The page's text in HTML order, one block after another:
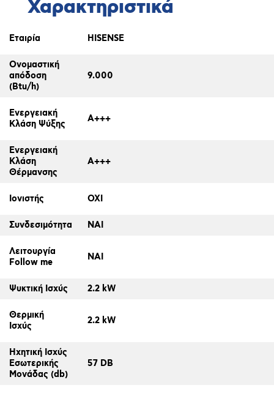
Χαρακτηριστικά
Εταιρία HISENSE
Ονομαστική
απόδοση
(Btu/h)
9.000
Ενεργειακή
Κλάση Ψύξης
A+++
Ενεργειακή
Κλάση
Θέρμανσης
A+++
Ιονιστής ΟΧΙ
Συνδεσιμότητα ΝΑΙ
Λειτουργία
Follow me
ΝΑΙ
Ψυκτική Ισχύς 2.2 kW
Θερμική
Ισχύς
2.2 kW
Ηχητική Ισχύς
Εσωτερικής
Μονάδας (db)
57 DB